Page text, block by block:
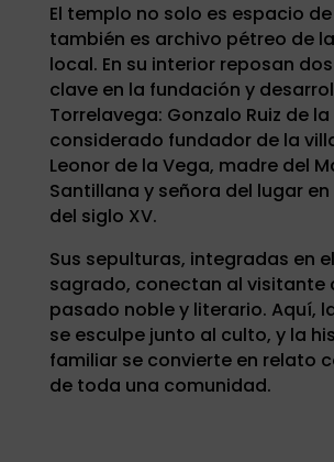
El templo no solo es espacio
también es archivo pétreo de
local. En su interior reposan
clave en la fundación y
Torrelavega: Gonzalo Ruiz de la
considerado fundador de la
Leonor de la Vega, madre del
Santillana y señora del lugar
del siglo XV.
Sus sepulturas, integradas en
sagrado, conectan al visitante
pasado noble y literario. Aquí,
se esculpe junto al culto, y la
familiar se convierte en relato
de toda una comunidad.